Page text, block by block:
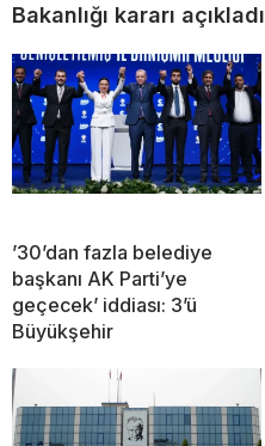
Bakanlığı kararı açıkladı
’30’dan fazla belediye
başkanı AK Parti’ye
geçecek’ iddiası: 3’ü
Büyükşehir